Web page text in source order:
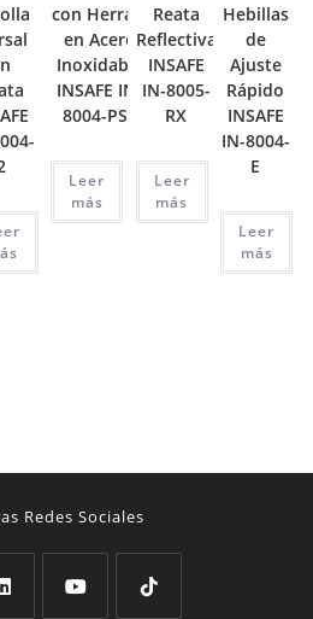
con Herraje
en Acero
Inoxidable
INSAFE IN-
8004-PSE
Leer
más
Reata
Reflectiva
INSAFE
IN-8005-
RX
Leer
más
Hebillas
de
Ajuste
Rápido
INSAFE
IN-8004-
E
Leer
más
Redes Sociales